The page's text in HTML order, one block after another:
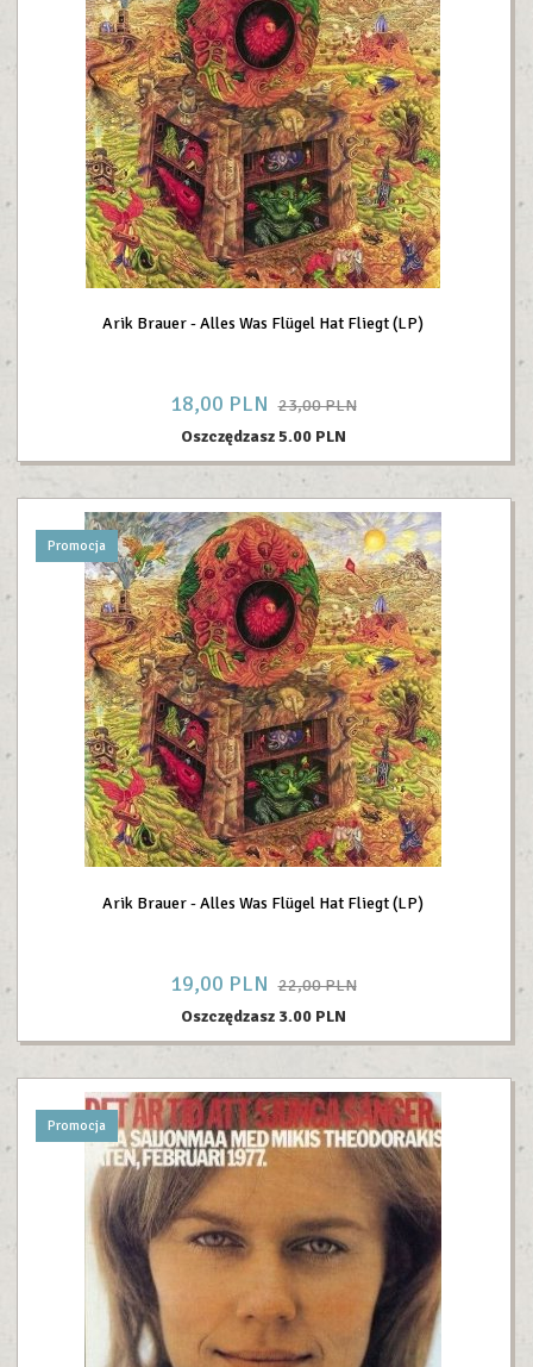
Arik Brauer - Alles Was Flügel Hat Fliegt (LP)
18,00 PLN 23,00 PLN
Oszczędzasz 5.00 PLN
Promocja
Arik Brauer - Alles Was Flügel Hat Fliegt (LP)
19,00 PLN 22,00 PLN
Oszczędzasz 3.00 PLN
Promocja